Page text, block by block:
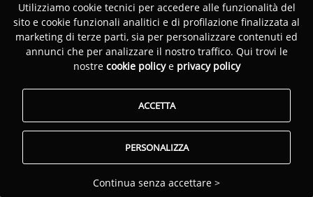
Utilizziamo cookie tecnici per accedere alle funzionalità del
sito e cookie funzionali analitici e di profilazione finalizzata al
marketing di terze parti, sia per personalizzare contenuti ed
annunci che per analizzare il nostro traffico. Qui trovi le
nostre cookie policye privacy policy
ACCETTA
PERSONALIZZA
Continua senza accettare >